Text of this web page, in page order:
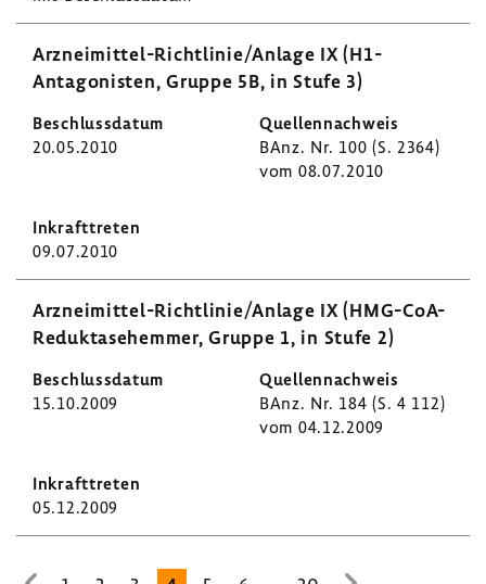
Arzneimittel-​Richtlinie/Anlage IX (H1-​
Antagonisten, Gruppe 5B, in Stufe 3)
20.05.2010
BAnz. Nr. 100 (S. 2364)
vom 08.07.2010
09.07.2010
Arzneimittel-​Richtlinie/Anlage IX (HMG-​CoA-
Reduktasehemmer, Gruppe 1, in Stufe 2)
15.10.2009
BAnz. Nr. 184 (S. 4 112)
vom 04.12.2009
05.12.2009